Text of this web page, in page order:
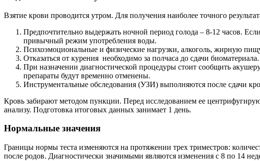
Взятие крови проводится утром. Для получения наиболее точного
Предпочтительно выдержать ночной период голода – 8-12 часов.
привычный режим употребления воды.
Психоэмоциональные и физические нагрузки, алкоголь, жирную
Отказаться от курения необходимо за полчаса до сдачи биоматериала.
При назначении диагностической процедуры стоит сообщить
препараты будут временно отменены.
Инструментальные обследования (УЗИ) выполняются после сдачи
Кровь забирают методом пункции. Перед исследованием ее
анализу. Подготовка итоговых данных занимает 1 день.
Нормальные значения
Границы нормы теста изменяются на протяжении трех триместров:
после родов. Диагностически значимыми являются изменения с 8 по 14